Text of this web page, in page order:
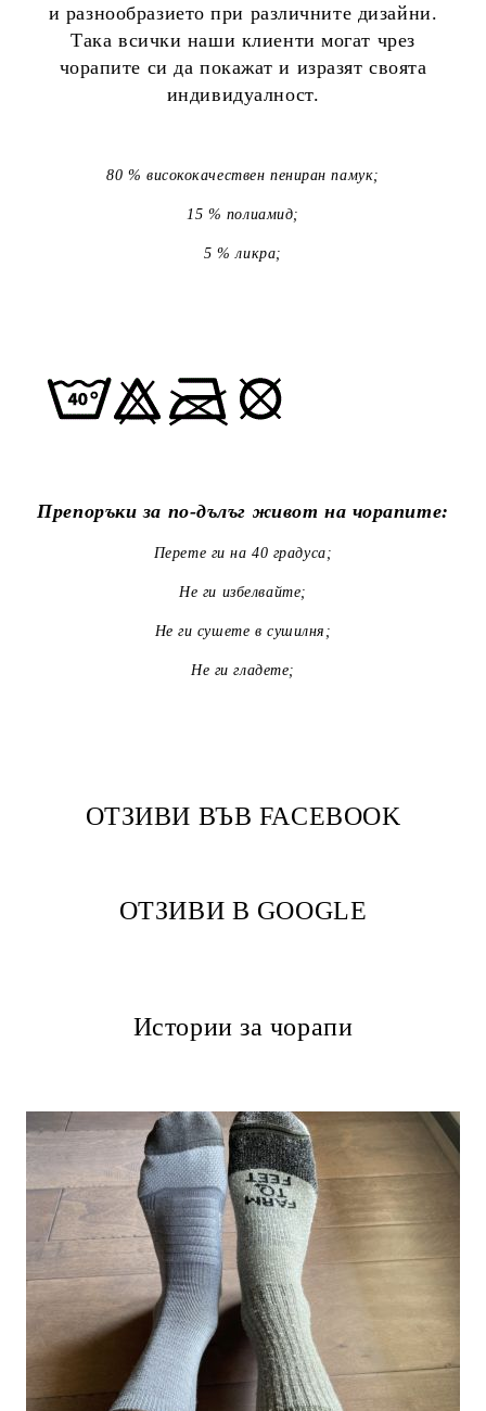
и разнообразието при различните дизайни.
Така всички наши клиенти могат чрез
чорапите си да покажат и изразят своята
индивидуалност.
80 % висококачествен пениран памук;
15 % полиамид;
5 % ликра;
Препоръки за по-дълъг живот на чорапите:
Перете ги на 40 градуса;
Не ги избелвайте;
Не ги сушете в сушилня;
Не ги гладете;
ОТЗИВИ ВЪВ FACEBOOK
ОТЗИВИ В GOOGLE
Истории за чорапи